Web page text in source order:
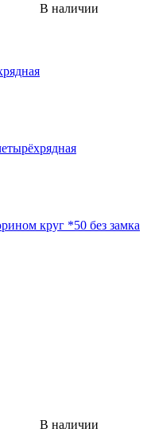
В наличии
круг *50 без замка
В наличии